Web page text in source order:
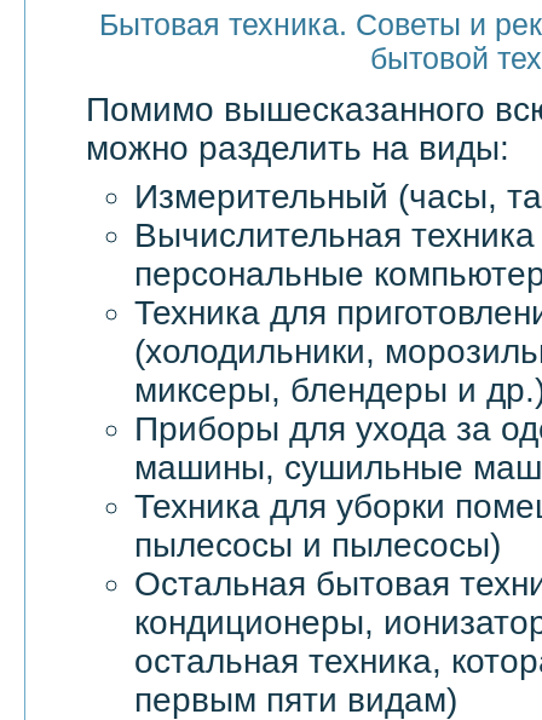
Бытовая техника. Советы и
бытовой
Помимо вышесказанного
можно разделить на виды:
Измерительный (часы,
Вычислительная
персональные
Техника для
(холодильники,
миксеры, блендеры и
Приборы для ухода за
машины, сушильные
Техника для уборки
пылесосы и пылесосы)
Остальная бытовая
кондиционеры,
остальная техника,
первым пяти видам)